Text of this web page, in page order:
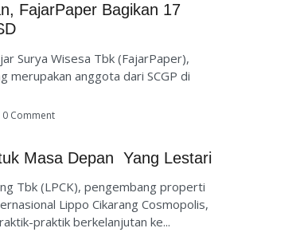
FajarPaper Bagikan 17
Surya Wisesa Tbk (FajarPaper),
merupakan anggota dari SCGP di
0 Comment
Masa Depan Yang Lestari
Tbk (LPCK), pengembang properti
Lippo Cikarang Cosmopolis,
praktik berkelanjutan ke...